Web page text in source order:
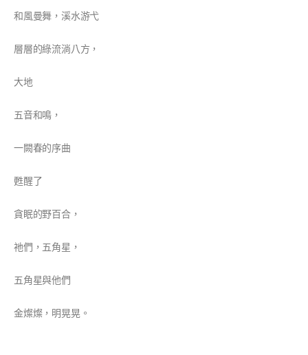
和風曼舞，溪水游弋
層層的綠流淌八方，
大地
五音和鳴，
一闕春的序曲
甦醒了
貪眠的野百合，
祂們，五角星，
五角星與他們
金燦燦，明晃晃。